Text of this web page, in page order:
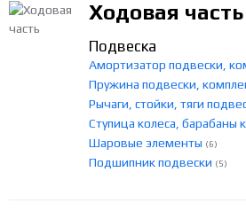
Ходовая часть
Подвеска
Амортизатор подвески,
Пружина подвески,
Рычаги, стойки, тяги
Ступица колеса, барабаны
Шаровые элементы (6)
Подшипник подвески (5)